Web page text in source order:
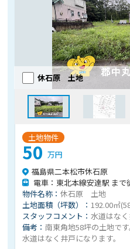
土地物件
休石原 土地
50万円
福島県二本松市休石原
電車：東北本線安達駅 まで
物件名称：休石原 土地
土地面積（坪数）：192.00㎡
スタッフコメント：水道はなく
備考： 南東角地58坪の土地です
水道はなく井戸になります。